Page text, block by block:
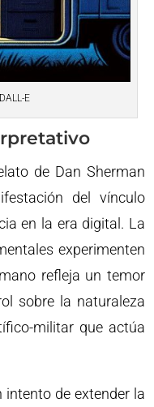
E
de Dan Sherman
del vínculo
en la era digital. La
experimenten
refleja un temor
sobre la naturaleza
militar que actúa
intento de extender la